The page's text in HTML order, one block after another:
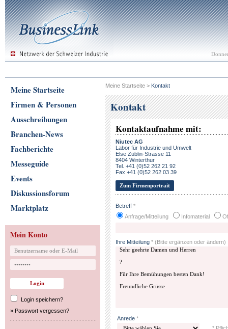
Meine Startseite
Firmen & Personen
Ausschreibungen
Branchen-News
Fachberichte
Messeguide
Events
Diskussionsforum
Marktplatz
Mein Konto
Login speichern?
» Passwort vergessen?
Meine Startseite > Kontakt
Kontakt
Kontaktaufnahme mit:
Niutec AG
Labor für Industrie und Umwelt
Else Züblin-Strasse 11
8404 Winterthur
Tel. +41 (0)52 262 21 92
Fax +41 (0)52 262 03 39
Zum Firmenportrait
Betreff *
Anfrage/Mitteilung
Infomaterial
Ihre Mitteilung * (Bitte ergänzen oder ändern)
Anrede *